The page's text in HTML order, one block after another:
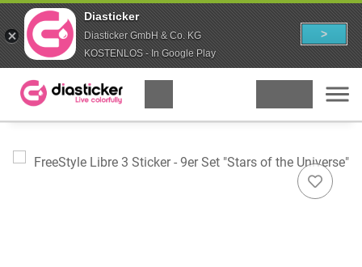
Diasticker
Diasticker GmbH & Co. KG
KOSTENLOS - In Google Play
>